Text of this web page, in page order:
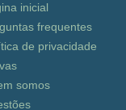
inicial
frequentes
de privacidade
somos